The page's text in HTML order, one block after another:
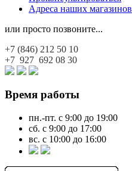
Адреса наших магазинов
или просто позвоните...
+7 (846) 212 50 10
+7 927 692 08 30
Время работы
пн.-пт. с 9:00 до 19:00
сб. с 9:00 до 17:00
вс. с 10:00 до 16:00